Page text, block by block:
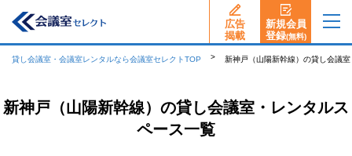
広告
揭載
新規会員
登録(無料)
貸し会議室・会議室レンタルなら会議室セレクトTOP 新神戸（山陽新幹線）の貸し会議
新神戸（山陽新幹線）の貸し会議室・レンタルス
ペース一覧